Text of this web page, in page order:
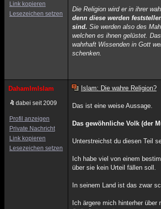
Link kopieren
Lesezeichen setzen
Die Religion wird er in ihrer
denn diese werden
sind.Sie werden also des
welchen es ihnen gelüstet.
wahrhaft Wissenden in Gott
schenken.
DahamImIslam
dabei seit 2009
Profil anzeigen
Private Nachricht
Link kopieren
Lesezeichen setzen
Islam: Die wahre Religion?
Das ist eine weise Aussage.
Das gewöhnliche Volk (der
Unterstreichst du diesen Teil
Ich habe viel von einem
über sie kein Urteil fällen soll.
In seinem Land ist das zwar
Ich ärgere mich hinterher